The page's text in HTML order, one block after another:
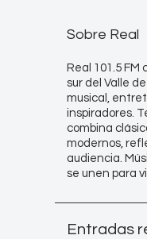
Sobre Real
Real 101.5 FM
sur del Valle
musical,
inspiradores.
combina
modernos,
audiencia.
se unen para
Entradas